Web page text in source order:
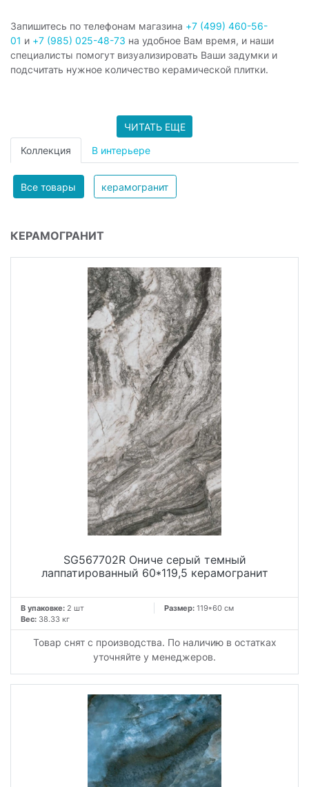
Запишитесь по телефонам магазина +7 (499) 460-56-
01 и +7 (985) 025-48-73 на удобное Вам время, и наши
специалисты помогут визуализировать Ваши задумки и
подсчитать нужное количество керамической плитки.
ЧИТАТЬ ЕЩЕ
Коллекция В интерьере
Все товары керамогранит
КЕРАМОГРАНИТ
SG567702R Ониче серый темный
лаппатированный 60*119,5 керамогранит
В упаковке: 2 шт Размер: 119*60 см
Вес: 38.33 кг
Товар снят с производства. По наличию в остатках
уточняйте у менеджеров.